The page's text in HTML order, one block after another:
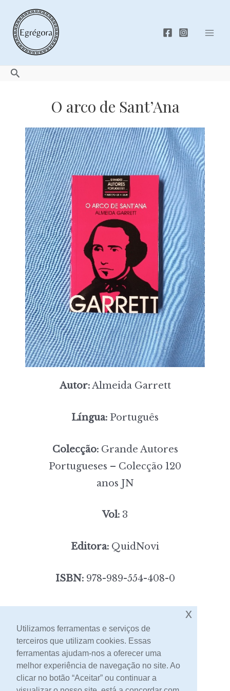
content
Search
O arco de Sant’Ana
Autor:Almeida Garrett
Língua: Português
Colecção:Grande Autores
Portugueses – Colecção 120
anos JN
Vol: 3
Editora: QuidNovi
ISBN:978-989-554-408-0
[portes incluídos]
Contacto
Utilizamos ferramentas e serviços de
terceiros que utilizam cookies. Essas
ferramentas ajudam-nos a oferecer uma
melhor experiência de navegação no site. Ao
clicar no botão “Aceitar” ou continuar a
x